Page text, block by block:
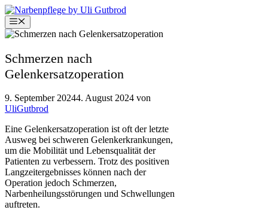
Zum
Inhalt
springen
Menü
Schmerzen nach
Gelenkersatzoperation
9. September 20244. August 2024 von
UliGutbrod
Eine Gelenkersatzoperation ist oft der letzte
Ausweg bei schweren Gelenkerkrankungen,
um die Mobilität und Lebensqualität der
Patienten zu verbessern. Trotz des positiven
Langzeitergebnisses können nach der
Operation jedoch Schmerzen,
Narbenheilungsstörungen und Schwellungen
auftreten.